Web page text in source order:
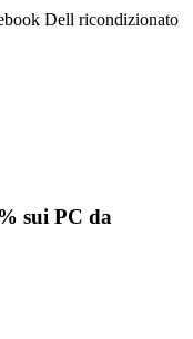
Dell ricondizionato
sui PC da